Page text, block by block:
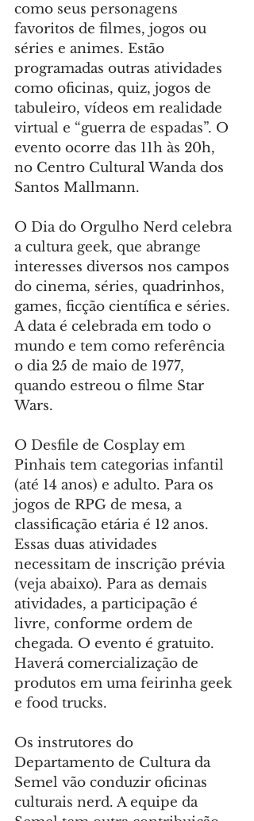
como seus personagens
favoritos de filmes, jogos ou
séries e animes. Estão
programadas outras atividades
como oficinas, quiz, jogos de
tabuleiro, vídeos em realidade
virtual e “guerra de espadas”. O
evento ocorre das 11h às 20h,
no Centro Cultural Wanda dos
Santos Mallmann.
O Dia do Orgulho Nerd celebra
a cultura geek, que abrange
interesses diversos nos campos
do cinema, séries, quadrinhos,
games, ficção científica e séries.
A data é celebrada em todo o
mundo e tem como referência
o dia 25 de maio de 1977,
quando estreou o filme Star
Wars.
O Desfile de Cosplay em
Pinhais tem categorias infantil
(até 14 anos) e adulto. Para os
jogos de RPG de mesa, a
classificação etária é 12 anos.
Essas duas atividades
necessitam de inscrição prévia
(veja abaixo). Para as demais
atividades, a participação é
livre, conforme ordem de
chegada. O evento é gratuito.
Haverá comercialização de
produtos em uma feirinha geek
e food trucks.
Os instrutores do
Departamento de Cultura da
Semel vão conduzir oficinas
culturais nerd. A equipe da